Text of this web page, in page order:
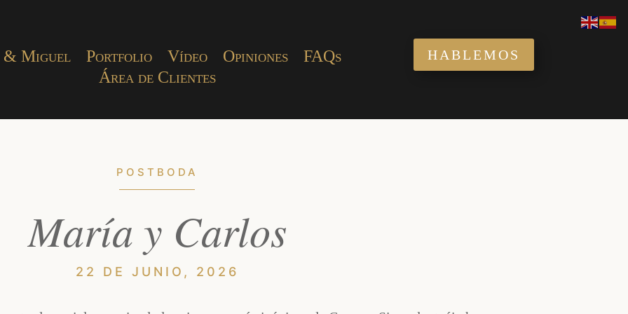
& Miguel Portfolio Vídeo Opiniones
FAQs
Área de Clientes
HABLEMOS
POSTBODA
María y Carlos
22 DE JUNIO, 2026